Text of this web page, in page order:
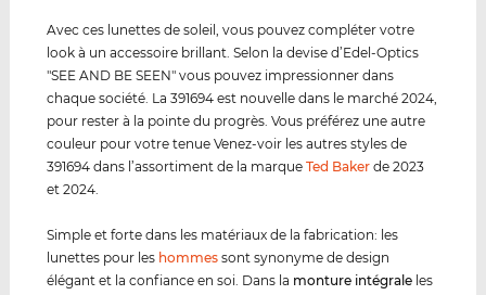
Avec ces lunettes de soleil, vous pouvez compléter votre
look à un accessoire brillant. Selon la devise d’Edel-Optics
"SEE AND BE SEEN" vous pouvez impressionner dans
chaque société. La 391694 est nouvelle dans le marché 2024,
pour rester à la pointe du progrès. Vous préférez une autre
couleur pour votre tenue Venez-voir les autres styles de
391694 dans l’assortiment de la marqueTed Baker de 2023
et 2024.
Simple et forte dans les matériaux de la fabrication: les
lunettes pour les hommes sont synonyme de design
élégant et la confiance en soi. Dans la monture intégrale les